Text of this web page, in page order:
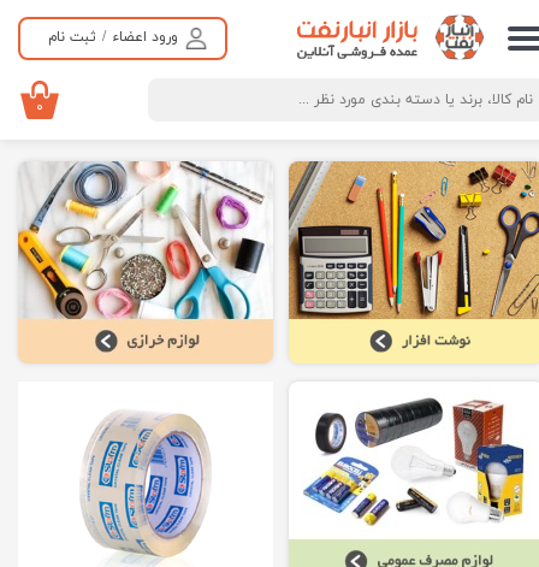
ورود اعضاء / ثبت نام
حساب کاربری من
تغییر گذر واژه
سفارشات
خروج از حساب کاربری
۰